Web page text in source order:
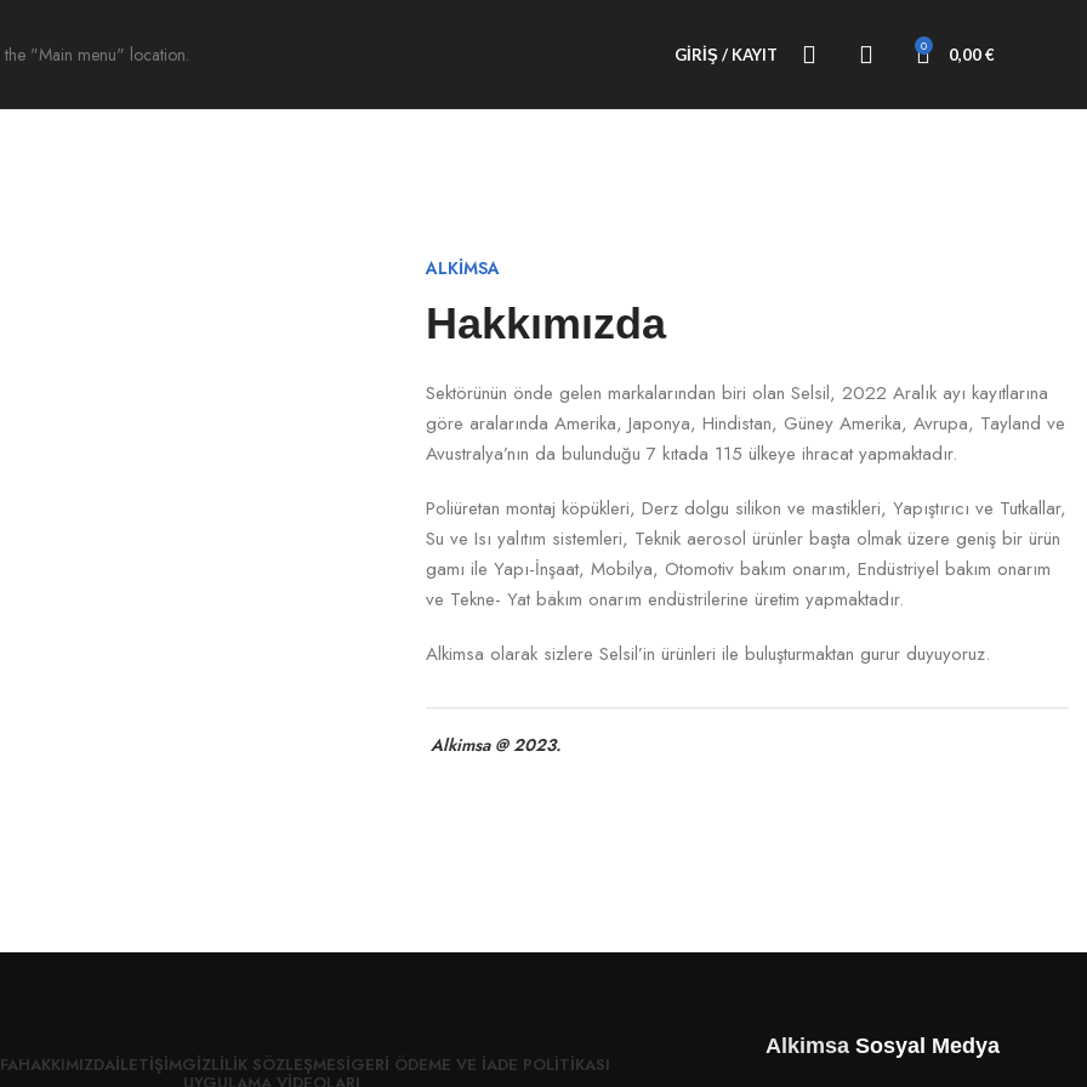
"Main menu" location. GIRIŞ / KAYIT 0 0,00€
ALKİMSA
Hakkımızda
Sektörünün önde gelen markalarından biri olan Selsil, 2022 Aralık ayı kayıtlarına
göre aralarında Amerika, Japonya, Hindistan, Güney Amerika, Avrupa, Tayland ve
Avustralya’nın da bulunduğu 7 kıtada 115 ülkeye ihracat yapmaktadır.
Poliüretan montaj köpükleri, Derz dolgu silikon ve mastikleri, Yapıştırıcı ve Tutkallar,
Su ve Isı yalıtım sistemleri, Teknik aerosol ürünler başta olmak üzere geniş bir ürün
gamı ile Yapı-İnşaat, Mobilya, Otomotiv bakım onarım, Endüstriyel bakım onarım
ve Tekne- Yat bakım onarım endüstrilerine üretim yapmaktadır.
Alkimsa olarak sizlere Selsil’in ürünleri ile buluşturmaktan gurur duyuyoruz.
Alkimsa @ 2023.
HAKKIMIZDAİLETIŞIMGIZLILIK SÖZLEŞMESIGERI ÖDEME VE İADE POLITIKASI
UYGULAMA VIDEOLARI
Alkimsa Sosyal Medya